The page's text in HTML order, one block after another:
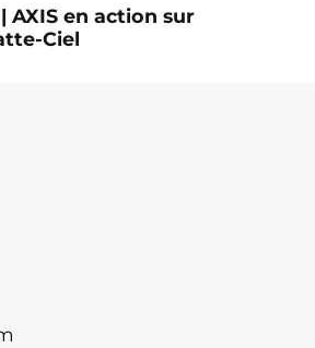
AXIS en action sur
Ciel